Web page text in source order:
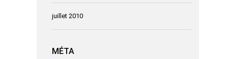
juillet 2010
MÉTA